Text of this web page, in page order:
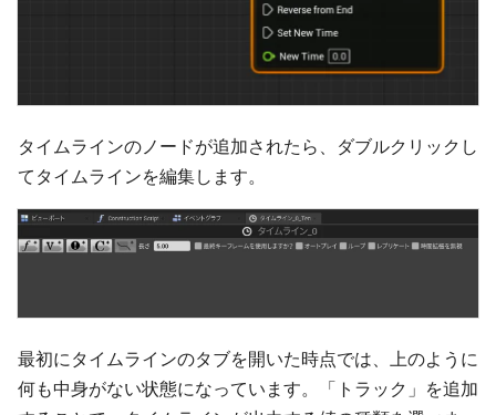
タイムラインのノードが追加されたら、ダブルクリックし
てタイムラインを編集します。
最初にタイムラインのタブを開いた時点では、上のように
何も中身がない状態になっています。「トラック」を追加